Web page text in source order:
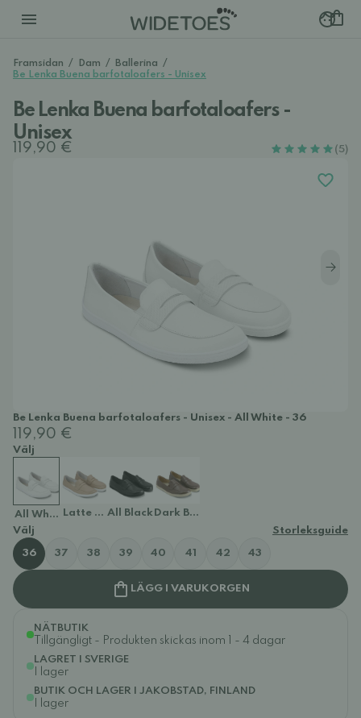
Framsidan / Dam / Ballerina /
Be Lenka Buena barfotaloafers - Unisex
Be Lenka Buena barfotaloafers -
Unisex
119,90 € (5)
Be Lenka Buena barfotaloafers - Unisex - All White - 36
119,90 €
Välj
All White Latte BrownAll Black Dark Brown & Beige
Välj
Storleksguide
36 37 38 39 40 41 42 43
LÄGG I VARUKORGEN
NÄTBUTIK
Tillgängligt - Produkten skickas inom 1 - 4 dagar
LAGRET I SVERIGE
I lager
BUTIK OCH LAGER I JAKOBSTAD, FINLAND
I lager